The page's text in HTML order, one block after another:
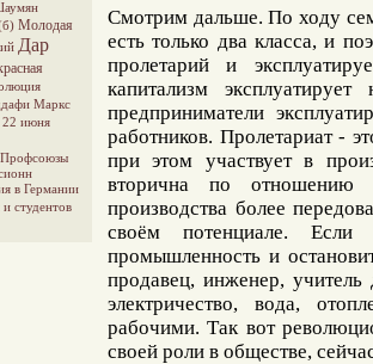
Молодая
Дар
Маркс
22 июня
Профсоюзы
в Германии
студентов
Смотрим дальше. По ходу
есть только два класса, и
пролетарий и
капитализм
предприниматели
работников. Пролетариат -
при этом участвует в
вторична по отношению
производства более
своём потенциале. Если
промышленность и
продавец, инженер,
электричество, вода,
рабочими. Так вот
своей роли в обществе,